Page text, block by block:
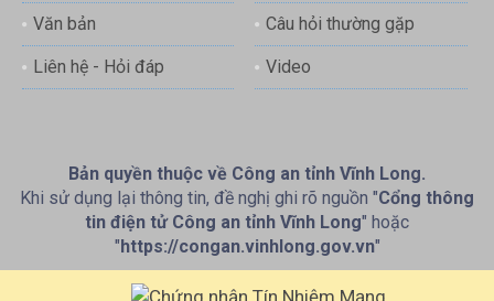
Văn bản Câu hỏi thường gặp
Liên hệ - Hỏi đáp Video
Bản quyền thuộc về Công an tỉnh Vĩnh Long.
Khi sử dụng lại thông tin, đề nghị ghi rõ nguồn "Cổng thông
tin điện tử Công an tỉnh Vĩnh Long" hoặc
"https://congan.vinhlong.gov.vn"